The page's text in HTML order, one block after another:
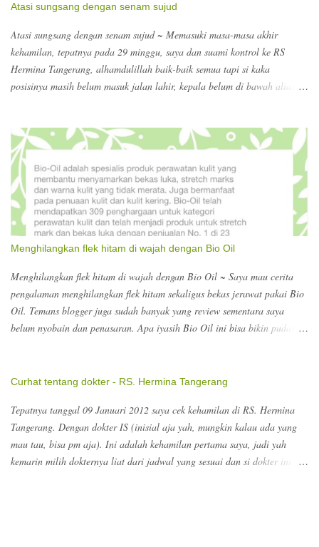
Atasi sungsang dengan senam sujud
Atasi sungsang dengan senam sujud ~ Memasuki masa-masa akhir
kehamilan, tepatnya pada 29 minggu, saya dan suami kontrol ke RS
Hermina Tangerang, alhamdulillah baik-baik semua tapi si kaka
posisinya masih belum masuk jalan lahir, kepala belum di bawah alias
menit. Wow?? Perlu diinget supaya melakukannya di atas tempat tidur
aja atau alas yang empuk, biar kalau si bumil oleng jatuh kecapean ngga
kena dasar yang keras. Ngomong-ngomong masa akhir kehamilan, pas di
RS kita diarahkan untuk registrasi untuk persalinan. Berhubung melihat
search keywords yang terdampar ke blog ini, ada yang nyari nomor
telepon Hermina, ada yang nyari biaya dokter kandungan di Hermina
Tangerang. Kalau dokter kandungan untuk konsultasi dokter obsgyn Rp.
126.000. itu sudah termasuk USG. Nomor teleponnya bisa ke 021-
55772525. Biasanya sebelum kontrol, melakukan booking lew...
Menghilangkan flek hitam di wajah dengan Bio Oil
Menghilangkan flek hitam di wajah dengan Bio Oil ~ Saya mau cerita
pengalaman menghilangkan flek hitam sekaligus bekas jerawat pakai Bio
Oil. Temans blogger juga sudah banyak yang review sementara saya
belum nyobain dan penasaran. Apa iyasih Bio Oil ini bisa bikin pudar
Hasilnya setelah 3 minggu memang nampak sedikit memudar, ya orang
simsalabim :)) Jadi lanjut cerita, Bio Oil ini tuh apa dan seperti apa sih?
Apa bisa menghilangkan flek hitam di wajah? Karena testimoni orang-
orang tentang Bio Oil ini bagus . Berapa sih harga Bio Oil ini? Yuk
lanjut baca Bio Oil Bio-Oil adalah spesialis produk perawatan kulit yang
Curhat tentang dokter - RS. Hermina Tangerang
Tepatnya tanggal 09 Januari 2012 saya cek kehamilan di RS. Hermina
Tangerang. Dengan dokter IS (inisial aja yah, mungkin kalau ada yang
mau tau, bisa pm aja). Ini adalah kehamilan pertama saya, jadi yah
kemarin milih dokternya liat dari jadwal yang sesuai dan si dokter ini